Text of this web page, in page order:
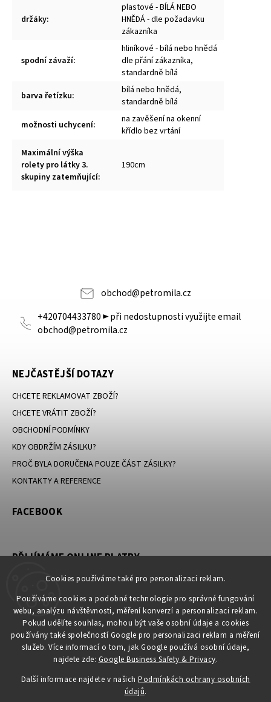
Cookies používáme také pro personalizaci reklam.
Používáme cookies a podobné technologie pro správné fungování
webu, analýzu návštěvnosti, měření konverzí a personalizaci reklam.
Pokud udělíte souhlas, mohou být vaše osobní údaje a cookies
používány také společností Google pro personalizaci reklam a měření
služeb. Více informací o tom, jak Google používá osobní údaje,
najdete zde: Google Business Safety & Privacy.
Další informace najdete v našich Podmínkách ochrany osobních
údajů.
držáky:
plastové - BÍLÁ NEBO
HNĚDÁ - dle požadavku
zákazníka
spodní závaží:
hliníkové - bílá nebo hnědá
dle přání zákazníka,
standardně bílá
barva řetízku:
bílá nebo hnědá,
standardně bílá
možnosti uchycení:
na zavěšení na okenní
křídlo bez vrtání
Maximální výška
rolety pro látky 3.
skupiny zatemňující:
190cm
obchod@petromila.cz
+420704433780 ► při nedostupnosti využijte email
obchod@petromila.cz
NEJČASTĚJŠÍ DOTAZY
CHCETE REKLAMOVAT ZBOŽÍ?
CHCETE VRÁTIT ZBOŽÍ?
OBCHODNÍ PODMÍNKY
KDY OBDRŽÍM ZÁSILKU?
PROČ BYLA DORUČENA POUZE ČÁST ZÁSILKY?
KONTAKTY A REFERENCE
FACEBOOK
PŘIJÍMÁME ONLINE PLATBY
KONTAKT
obchod @petromila.cz
+420704433780 ► při nedostupnosti využijte email